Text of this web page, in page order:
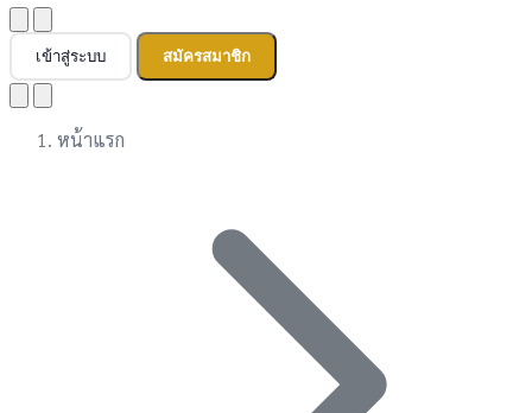
เข้าสู่ระบบ สมัครสมาชิก
หน้าแรก